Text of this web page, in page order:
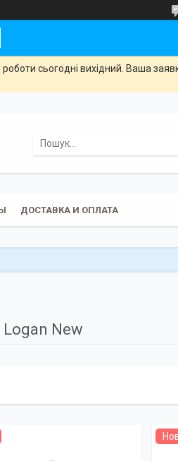
сьогодні вихідний. Ваша
ДОСТАВКА И ОПЛАТА
Logan New